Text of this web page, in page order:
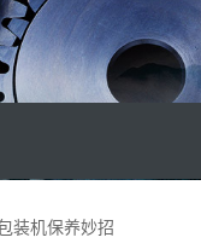
装机保养妙招